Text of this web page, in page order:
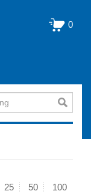
0
25 50 100